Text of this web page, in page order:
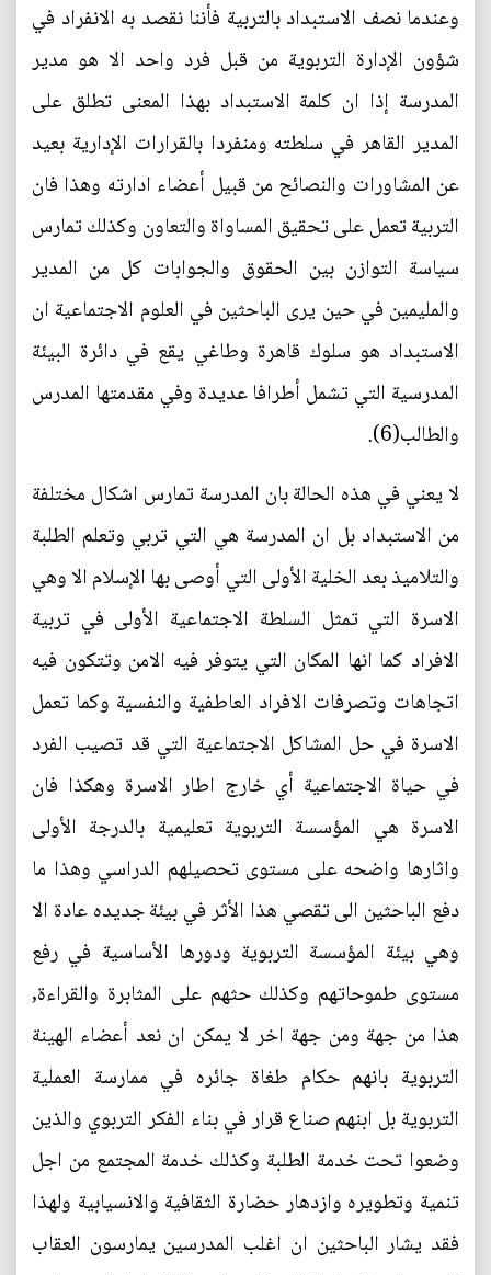
وعندما نصف الاستبداد بالتربية فأننا نقصد به الانفراد في
شؤون الإدارة التربوية من قبل فرد واحد الا هو مدير
المدرسة إذا ان كلمة الاستبداد بهذا المعنى تطلق على
المدير القاهر في سلطته ومنفردا بالقرارات الإدارية بعيد
عن المشاورات والنصائح من قبيل أعضاء ادارته وهذا فان
التربية تعمل على تحقيق المساواة والتعاون وكذلك تمارس
سياسة التوازن بين الحقوق والجوابات كل من المدير
والمليمين في حين يرى الباحثين في العلوم الاجتماعية ان
الاستبداد هو سلوك قاهرة وطاغي يقع في دائرة البيئة
المدرسية التي تشمل أطرافا عديدة وفي مقدمتها المدرس
والطالب(6).
لا يعني في هذه الحالة بان المدرسة تمارس اشكال مختلفة
من الاستبداد بل ان المدرسة هي التي تربي وتعلم الطلبة
والتلاميذ بعد الخلية الأولى التي أوصى بها الإسلام الا وهي
الاسرة التي تمثل السلطة الاجتماعية الأولى في تربية
الافراد كما انها المكان التي يتوفر فيه الامن وتتكون فيه
اتجاهات وتصرفات الافراد العاطفية والنفسية وكما تعمل
الاسرة في حل المشاكل الاجتماعية التي قد تصيب الفرد
في حياة الاجتماعية أي خارج اطار الاسرة وهكذا فان
الاسرة هي المؤسسة التربوية تعليمية بالدرجة الأولى
واثارها واضحه على مستوى تحصيلهم الدراسي وهذا ما
دفع الباحثين الى تقصي هذا الأثر في بيئة جديده عادة الا
وهي بيئة المؤسسة التربوية ودورها الأساسية في رفع
مستوى طموحاتهم وكذلك حثهم على المثابرة والقراءة,
هذا من جهة ومن جهة اخر لا يمكن ان نعد أعضاء الهينة
التربوية بانهم حكام طغاة جائره في ممارسة العملية
التربوية بل ابنهم صناع قرار في بناء الفكر التربوي والذين
وضعوا تحت خدمة الطلبة وكذلك خدمة المجتمع من اجل
تنمية وتطويره وازدهار حضارة الثقافية والانسيابية ولهذا
فقد يشار الباحثين ان اغلب المدرسين يمارسون العقاب